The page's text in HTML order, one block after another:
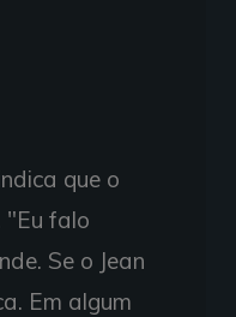
que o
"Eu falo
Se o Jean
Em algum